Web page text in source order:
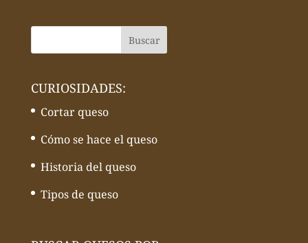
CURIOSIDADES:
Cortar queso
Cómo se hace el queso
Historia del queso
Tipos de queso